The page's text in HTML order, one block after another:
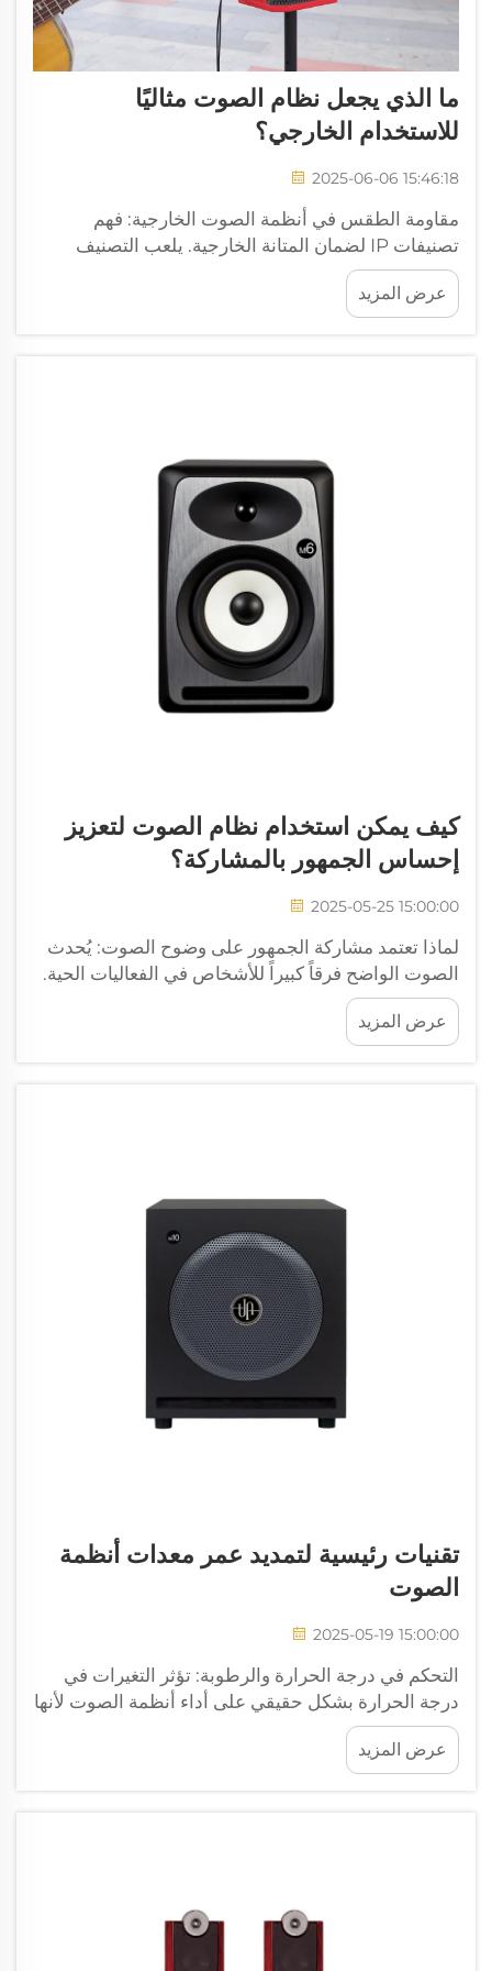
ما الذي يجعل نظام الصوت مثاليًا
للاستخدام الخارجي؟
2025-06-06 15:46:18
مقاومة الطقس في أنظمة الصوت الخارجية: فهم
تصنيفات IP لضمان المتانة الخارجية. يلعب التصنيف
الصوت الخارجية. تخبرنا هذه التصنيفات بشكل أساسي
عن مدى حماية الجهاز...
عرض المزيد
كيف يمكن استخدام نظام الصوت لتعزيز
إحساس الجمهور بالمشاركة؟
2025-05-25 15:00:00
لماذا تعتمد مشاركة الجمهور على وضوح الصوت: يُحدث
الصوت الواضح فرقاً كبيراً للأشخاص في الفعاليات الحية.
إذا واجه الحضور صعوبة في سماع ما يجري أو فوتوا
أجزاء من الصوت، فلن يتمكنوا من الانخراط في التجربة
بنفس الطريقة. إن جودة الصوت...
عرض المزيد
تقنيات رئيسية لتمديد عمر معدات أنظمة
الصوت
2025-05-19 15:00:00
التحكم في درجة الحرارة والرطوبة: تؤثر التغيرات في
درجة الحرارة بشكل حقيقي على أداء أنظمة الصوت لأنها
تؤثر على الإلكترونيات الموجودة بداخلها. عندما ترتفع أو
تنخفض درجات الحرارة بشكل كبير جداً، تبدأ مكونات مثل
المكثفات والمقاومات في التدهور مع مرور الوقت، ...
عرض المزيد